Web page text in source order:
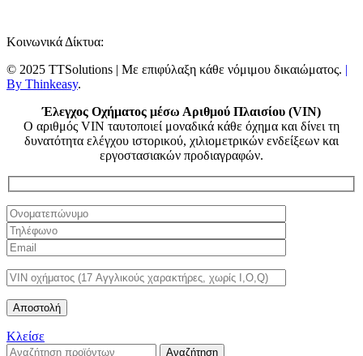
Κοινωνικά Δίκτυα:
© 2025 TTSolutions | Με επιφύλαξη κάθε νόμιμου δικαιώματος. |
By Thinkeasy.
Έλεγχος Οχήματος μέσω Αριθμού Πλαισίου (VIN)
Ο αριθμός VIN ταυτοποιεί μοναδικά κάθε όχημα και δίνει τη
δυνατότητα ελέγχου ιστορικού, χιλιομετρικών ενδείξεων και
εργοστασιακών προδιαγραφών.
Κλείσε
Αναζήτηση